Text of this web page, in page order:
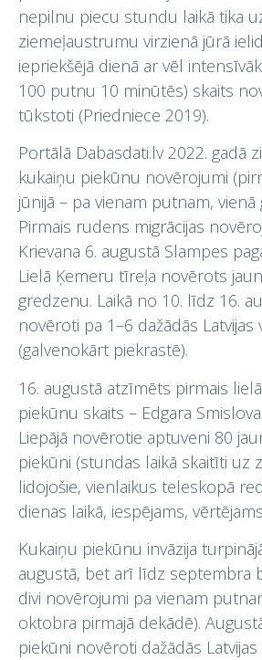
nepilnu piecu stundu laikā tika
ziemeļaustrumu virzienā jūrā
iepriekšējā dienā ar vēl
100 putnu 10 minūtēs) skaits
tūkstoti (Priedniece 2019).
Portālā Dabasdati.lv 2022. gadā
kukaiņu piekūnu novērojumi
jūnijā – pa vienam putnam,
Pirmais rudens migrācijas
Krievana 6. augustā Slampes
Lielā Ķemeru tīreļa novērots
gredzenu. Laikā no 10. līdz 16.
novēroti pa 1–6 dažādās Latvijas
(galvenokārt piekrastē).
16. augustā atzīmēts pirmais
piekūnu skaits – Edgara
Liepājā novērotie aptuveni 80
piekūni (stundas laikā skaitīti uz
lidojošie, vienlaikus teleskopā
dienas laikā, iespējams,
Kukaiņu piekūnu invāzija
augustā, bet arī līdz septembra
divi novērojumi pa vienam
oktobra pirmajā dekādē).
piekūni novēroti dažādās